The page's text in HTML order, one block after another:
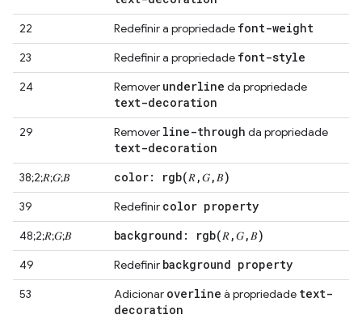
22 Redefinir a propriedade font-weight
23 Redefinir a propriedade font-style
24 Remover underline da propriedade
text-decoration
29 Remover line-through da propriedade
text-decoration
38;2;𝑅;𝐺;𝐵 color: rgb(𝑅,𝐺,𝐵)
39 Redefinir color property
48;2;𝑅;𝐺;𝐵 background: rgb(𝑅,𝐺,𝐵)
49 Redefinir background property
53 Adicionar overline à propriedade text-
decoration